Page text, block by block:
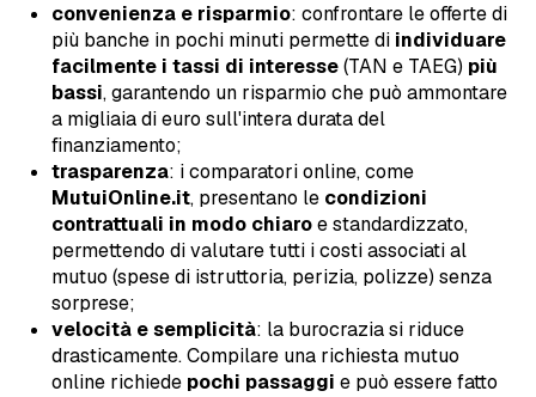
convenienza e risparmio: confrontare le offerte di
più banche in pochi minuti permette di individuare
facilmente i tassi di interesse(TAN e TAEG) più
bassi, garantendo un risparmio che può ammontare
a migliaia di euro sull'intera durata del
finanziamento;
trasparenza: i comparatori online, come
MutuiOnline.it, presentano le condizioni
contrattuali in modo chiaroe standardizzato,
permettendo di valutare tutti i costi associati al
mutuo (spese di istruttoria, perizia, polizze) senza
sorprese;
velocità e semplicità: la burocrazia si riduce
drasticamente. Compilare una richiesta mutuo
online richiede pochi passaggi e può essere fatto